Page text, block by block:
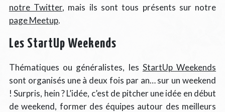
notre Twitter, mais ils sont tous présents sur notre
page Meetup.
Les StartUp Weekends
Thématiques ou généralistes, les StartUp Weekends
sont organisés une à deux fois par an… sur un weekend
! Surpris, hein ? L’idée, c’est de pitcher une idée en début
de weekend, former des équipes autour des meilleurs